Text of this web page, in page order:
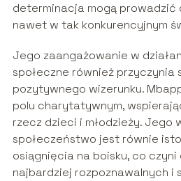
determinacja mogą prowadzić
nawet w tak konkurencyjnym
Jego zaangażowanie w
społeczne również przyczynia
pozytywnego wizerunku.
polu charytatywnym,
rzecz dzieci i młodzieży. Jego
społeczeństwo jest równie
osiągnięcia na boisku, co czyni
najbardziej rozpoznawalnych i